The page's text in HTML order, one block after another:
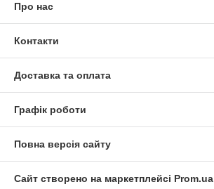
Про нас
Контакти
Доставка та оплата
Графік роботи
Повна версія сайту
Сайт створено на маркетплейсі Prom.ua